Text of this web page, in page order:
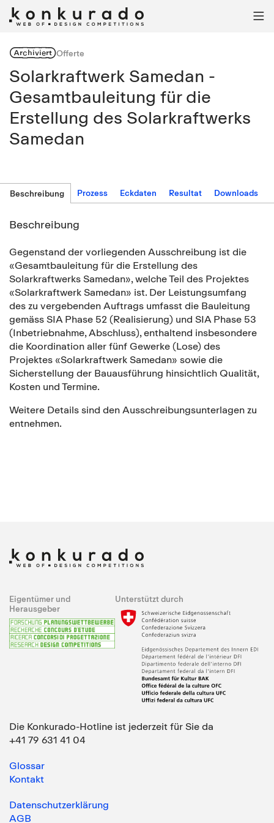

ArchiviertOfferte
Solarkraftwerk Samedan -
Gesamtbauleitung für die
Erstellung des Solarkraftwerks
Samedan
Beschreibung Prozess Eckdaten Resultat Downloads
Beschreibung
Gegenstand der vorliegenden Ausschreibung ist die
«Gesamtbauleitung für die Erstellung des
Solarkraftwerks Samedan», welche Teil des Projektes
«Solarkraftwerk Samedan» ist. Der Leistungsumfang
des zu vergebenden Auftrags umfasst die Bauleitung
gemäss SIA Phase 52 (Realisierung) und SIA Phase 53
(Inbetriebnahme, Abschluss), enthaltend insbesondere
die Koordination aller fünf Gewerke (Lose) des
Projektes «Solarkraftwerk Samedan» sowie die
Sicherstellung der Bauausführung hinsichtlich Qualität,
Kosten und Termine.
Weitere Details sind den Ausschreibungsunterlagen zu
entnehmen.
Eigentümer und
Herausgeber
Unterstützt durch
Die Konkurado-Hotline ist jederzeit für Sie da
+41 79 631 41 04
Glossar
Kontakt
Datenschutzerklärung
AGB